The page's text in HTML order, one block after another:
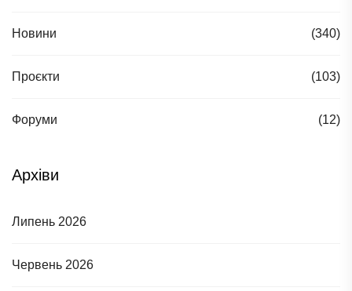
Новини (340)
Проєкти (103)
Форуми (12)
Архіви
Липень 2026
Червень 2026